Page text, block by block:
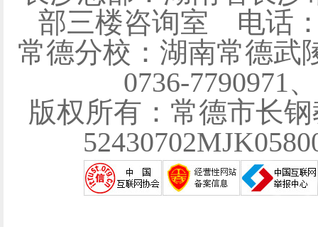
部三楼咨询室 电话：
常德分校：湖南常德
0736-7790971
版权所有：常德市长